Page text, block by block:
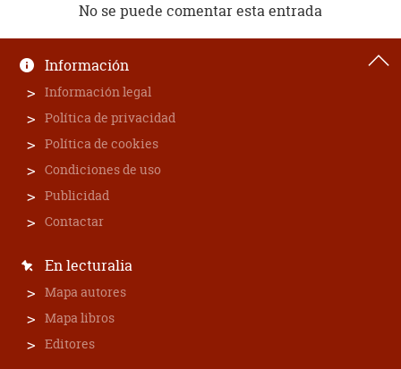
No se puede comentar esta entrada
Información
Información legal
Política de privacidad
Política de cookies
Condiciones de uso
Publicidad
Contactar
En lecturalia
Mapa autores
Mapa libros
Editores